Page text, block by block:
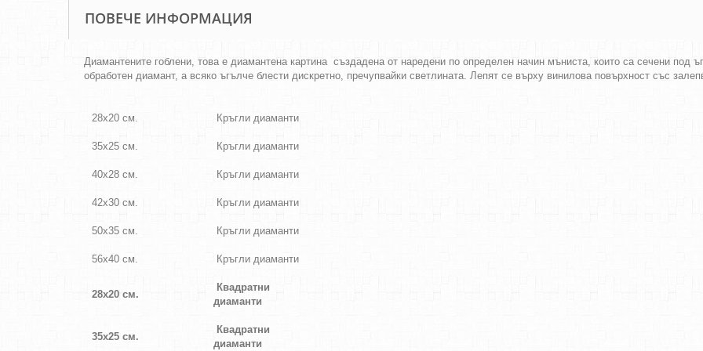
ПОВЕЧЕ ИНФОРМАЦИЯ
Диамантените гоблени, това е диамантена картина създадена от наредени по определен начин мъниста, които са сечени под
обработен диамант, а всяко ъгълче блести дискретно, пречупвайки светлината. Лепят се върху винилова повърхност със
28х20 см. Кръгли диаманти
35х25 см. Кръгли диаманти
40х28 см. Кръгли диаманти
42х30 см. Кръгли диаманти
50х35 см. Кръгли диаманти
56х40 см. Кръгли диаманти
28х20 см.
Квадратни
диаманти
35х25 см.
Квадратни
диаманти